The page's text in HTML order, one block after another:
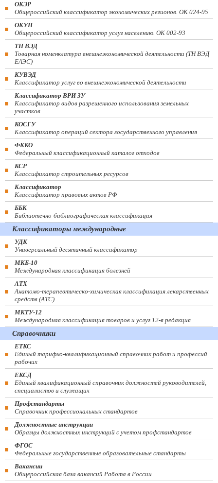
ОКЭР
Общероссийский классификатор экономических регионов. ОК 024-95
ОКУН
Общероссийский классификатор услуг населению. ОК 002-93
ТН ВЭД
Товарная номенклатура внешнеэкономической деятельности (ТН ВЭД
ЕАЭС)
КУВЭД
Классификатор услуг во внешнеэкономической деятельности
Классификатор ВРИ ЗУ
Классификатор видов разрешенного использования земельных
участков
КОСГУ
Классификатор операций сектора государственного управления
ФККО
Федеральный классификационный каталог отходов
КСР
Классификатор строительных ресурсов
Классификатор
Классификатор правовых актов РФ
ББК
Библиотечно-библиографическая классификация
Классификаторы международные
УДК
Универсальный десятичный классификатор
МКБ-10
Международная классификация болезней
АТХ
Анатомо-терапевтическо-химическая классификация лекарственных
средств (ATC)
МКТУ-12
Международная классификация товаров и услуг 12-я редакция
Справочники
ЕТКС
Единый тарифно-квалификационный справочник работ и профессий
рабочих
ЕКСД
Единый квалификационный справочник должностей руководителей,
специалистов и служащих
Профстандарты
Справочник профессиональных стандартов
Должностные инструкции
Образцы должностных инструкций с учетом профстандартов
ФГОС
Федеральные государственные образовательные стандарты
Вакансии
Общероссийская база вакансий Работа в России